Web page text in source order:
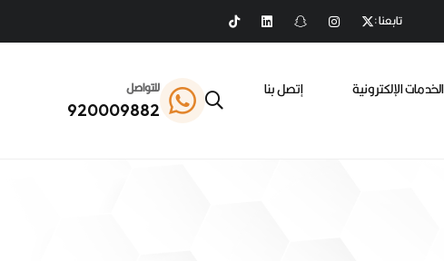
تابعنا :
الخدمات الإلكترونية
إتصل بنا
للتواصل
920009882